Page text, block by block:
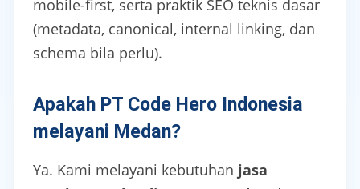
mobile-first, serta praktik SEO teknis dasar
(metadata, canonical, internal linking, dan
schema bila perlu).
Apakah PT Code Hero Indonesia
melayani Medan?
Ya. Kami melayani kebutuhan jasa